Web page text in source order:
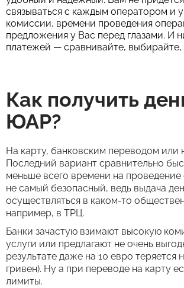
связываться с каждым оператором и
комиссии, времени проведения
предложения у Вас перед глазами. И
платежей — сравнивайте, выбирайте,
Как получить
ЮАР?
На карту, банковским переводом или
Последний вариант сравнительно
меньше всего времени на проведение
не самый безопасный, ведь выдача
осуществляться в каком-то
например, в ТРЦ.
Банки зачастую взимают высокую
услуги или предлагают не очень
результате даже на 10 евро теряется
гривен). Ну а при переводе на карту
лимиты.